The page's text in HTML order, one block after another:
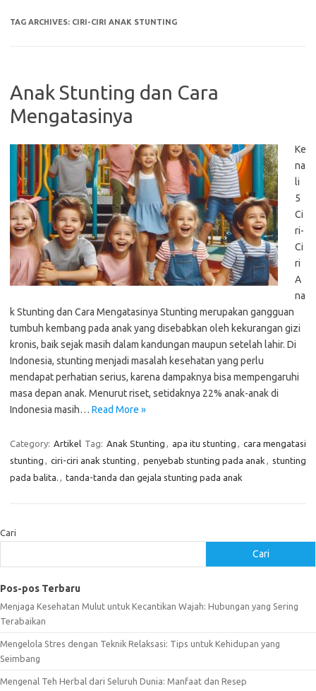
TAG ARCHIVES: CIRI-CIRI ANAK STUNTING
Anak Stunting dan Cara
Mengatasinya
Ke
na
li
5
Ci
ri-
Ci
ri
A
na
k Stunting dan Cara Mengatasinya Stunting merupakan gangguan
tumbuh kembang pada anak yang disebabkan oleh kekurangan gizi
kronis, baik sejak masih dalam kandungan maupun setelah lahir. Di
Indonesia, stunting menjadi masalah kesehatan yang perlu
mendapat perhatian serius, karena dampaknya bisa mempengaruhi
masa depan anak. Menurut riset, setidaknya 22% anak-anak di
Indonesia masih… Read More »
Category: Artikel Tag: Anak Stunting , apa itu stunting , cara mengatasi
stunting , ciri-ciri anak stunting , penyebab stunting pada anak , stunting
pada balita. , tanda-tanda dan gejala stunting pada anak
Cari
Cari
Pos-pos Terbaru
Menjaga Kesehatan Mulut untuk Kecantikan Wajah: Hubungan yang Sering
Terabaikan
Mengelola Stres dengan Teknik Relaksasi: Tips untuk Kehidupan yang
Seimbang
Mengenal Teh Herbal dari Seluruh Dunia: Manfaat dan Resep